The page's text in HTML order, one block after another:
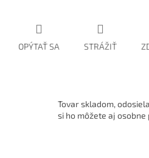
OPÝTAŤ SA STRÁŽIŤ
Tovar skladom,
si ho môžete aj